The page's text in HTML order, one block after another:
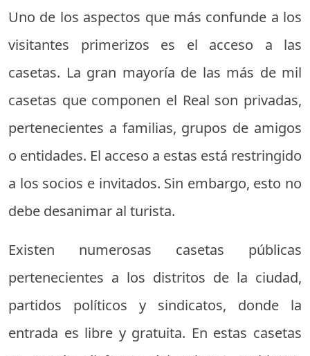
Uno de los aspectos que más confunde a los
visitantes primerizos es el acceso a las
casetas. La gran mayoría de las más de mil
casetas que componen el Real son privadas,
pertenecientes a familias, grupos de amigos
o entidades. El acceso a estas está restringido
a los socios e invitados. Sin embargo, esto no
debe desanimar al turista.
Existen numerosas casetas públicas
pertenecientes a los distritos de la ciudad,
partidos políticos y sindicatos, donde la
entrada es libre y gratuita. En estas casetas